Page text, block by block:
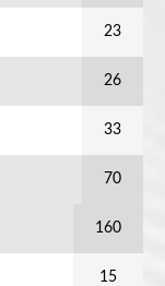
23
26
33
70
160
15